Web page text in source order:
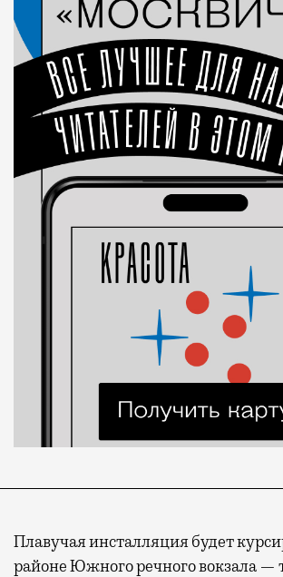
Плавучая инсталляция будет
районе Южного речного вокзала —